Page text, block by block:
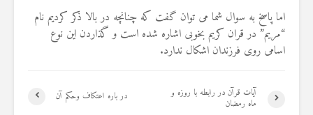
اما پاسخ به سوال شما می توان گفت که چنانچه در بالا ذکر کردیم نام
“مریم” در قران کریم بخوبی اشاره شده است و گذاردن این نوع
اسامی روی فرزندان اشکال ندارد.
در باره اعتکاف وحکم آن آیات قرآن در رابطه با روزه و
ماه رمضان